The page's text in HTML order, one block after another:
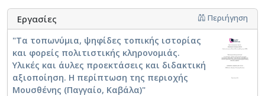
Εργασίες Περιήγηση
"Τα τοπωνύμια, ψηφίδες τοπικής ιστορίας
και φορείς πολιτιστικής κληρονομιάς.
Υλικές και άυλες προεκτάσεις και διδακτική
αξιοποίηση. Η περίπτωση της περιοχής
Μουσθένης (Παγγαίο, Καβάλα)"